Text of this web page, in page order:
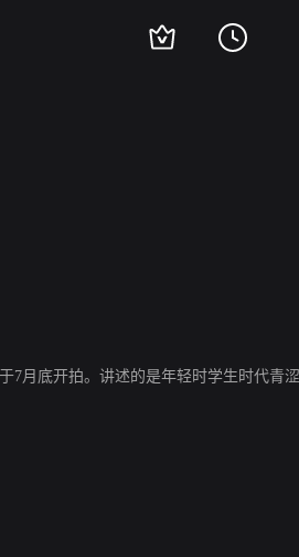
7月底开拍。讲述的是年轻时学生时代青